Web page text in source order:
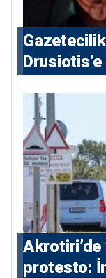
⁠Akrotiri’de
protesto: